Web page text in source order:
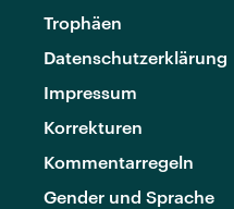
Trophäen
Datenschutzerklärung
Impressum
Korrekturen
Kommentarregeln
Gender und Sprache